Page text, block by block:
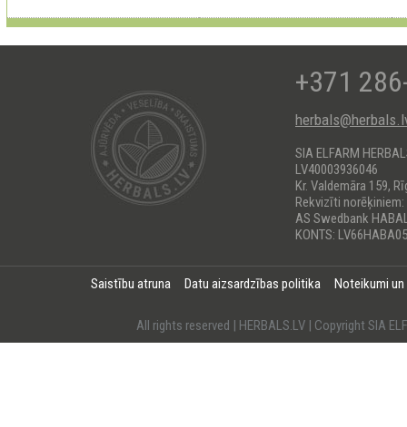
+371
SIA ELFARM
LV40003936046
Kr. Valdemāra 159,
Rekvizīti norēķiniem:
AS Swedbank
KONTS:
Saistību atruna Datu aizsardzības politika Noteikumi
All rights reserved | HERBALS.LV | Copyright SIA